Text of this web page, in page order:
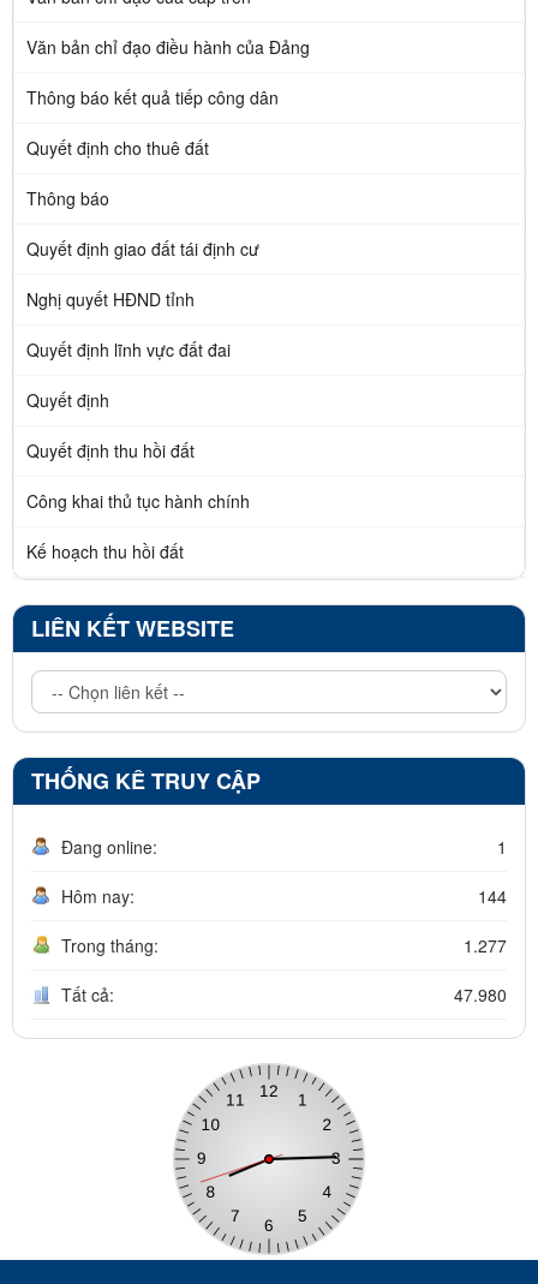
Văn bản chỉ đạo điều hành của Đảng
Thông báo kết quả tiếp công dân
Quyết định cho thuê đất
Thông báo
Quyết định giao đất tái định cư
Nghị quyết HĐND tỉnh
Quyết định lĩnh vực đất đai
Quyết định
Quyết định thu hồi đất
Công khai thủ tục hành chính
Kế hoạch thu hồi đất
LIÊN KẾT WEBSITE
THỐNG KÊ TRUY CẬP
Đang online: 1
Hôm nay: 144
Trong tháng: 1.277
Tất cả: 47.980